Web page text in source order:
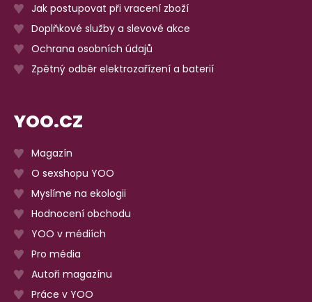
Jak postupovat při vracení zboží
Doplňkové služby a slevové akce
Ochrana osobních údajů
Zpětný odběr elektrozařízení a baterií
YOO.CZ
Magazín
O sexshopu YOO
Myslíme na ekologii
Hodnocení obchodu
YOO v médiích
Pro média
Autoři magazínu
Práce v YOO